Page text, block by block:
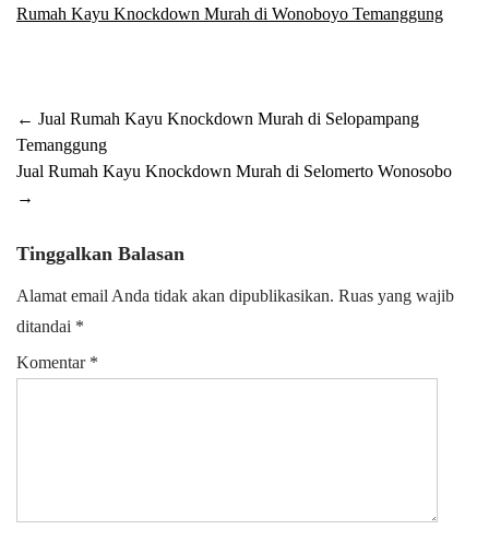
Rumah Kayu Knockdown Murah di Wonoboyo Temanggung
Post
navigation
← Jual Rumah Kayu Knockdown Murah di Selopampang
Temanggung
Jual Rumah Kayu Knockdown Murah di Selomerto Wonosobo
→
Tinggalkan Balasan
Alamat email Anda tidak akan dipublikasikan. Ruas yang wajib
ditandai *
Komentar *